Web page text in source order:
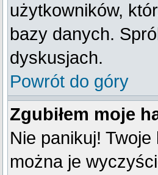
użytkowników,
bazy danych.
dyskusjach.
Powrót do góry
Zgubiłem moje
Nie panikuj!
można je